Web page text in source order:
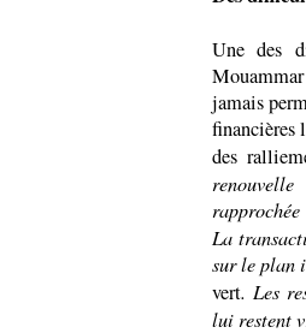
Une des
jamais
financières
des
La
sur le plan
vert. Les
lui restent